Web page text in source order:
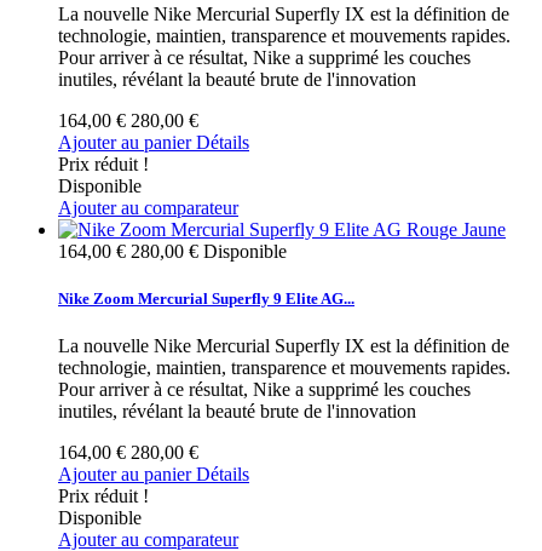
La nouvelle Nike Mercurial Superfly IX est la définition de
technologie, maintien, transparence et mouvements rapides.
Pour arriver à ce résultat, Nike a supprimé les couches
inutiles, révélant la beauté brute de l'innovation
164,00 € 280,00 €
Ajouter au panier Détails
Prix réduit !
Disponible
Ajouter au comparateur
164,00 € 280,00 € Disponible
Nike Zoom Mercurial Superfly 9 Elite AG...
La nouvelle Nike Mercurial Superfly IX est la définition de
technologie, maintien, transparence et mouvements rapides.
Pour arriver à ce résultat, Nike a supprimé les couches
inutiles, révélant la beauté brute de l'innovation
164,00 € 280,00 €
Ajouter au panier Détails
Prix réduit !
Disponible
Ajouter au comparateur